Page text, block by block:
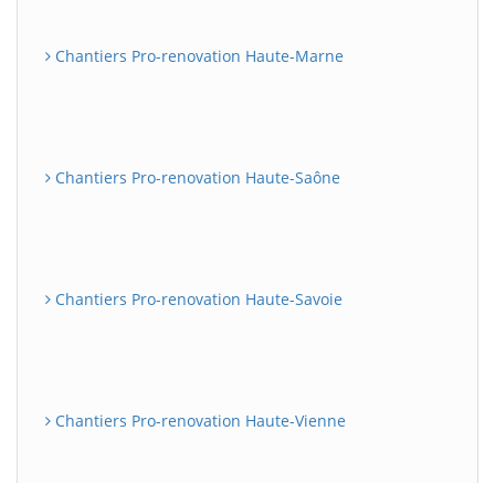
Chantiers Pro-renovation Haute-Marne
Chantiers Pro-renovation Haute-Saône
Chantiers Pro-renovation Haute-Savoie
Chantiers Pro-renovation Haute-Vienne